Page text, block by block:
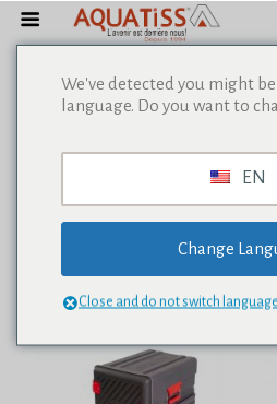
We've detected you might
language. Do you want to
EN
Change
Close and do not switch language